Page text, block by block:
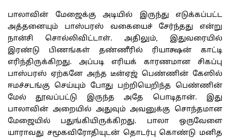
பாலாவின் மேஜைக்கு அடியில் இருந்து எடுக்கப்பட்ட
அத்தனையும் பாஸ்பரஸ் வகையைச் சேர்ந்தது என்று
நான்சி சொல்லிவிட்டாள். அதிலும், இதுவரையில்
இரண்டு பிணங்கள் தண்ணீரில் ரியாக்ஷன் காட்டி
எரிந்திருக்கிறது. அப்படி எரியக் காரணமான சிகப்பு
பாஸ்பரஸ் ஏற்கனே அந்த டீன்ஏஜ் பெண்ணின் கேஸில்
ஈமச்சடங்கு செய்யும் போது பற்றியெறிந்த பெண்ணின்
மேல் தூவப்பட்டு இருந்த அதே பொடிதான். இது
பாலாவின் அறையில் அதுவும் அவனுக்கு சொந்தமான
மேஜையில் பதுங்கியிருக்கிறது. பாலா ஒருவேளை
யாராவது சமூகவிரோதியுடன் தொடர்பு கொண்டு மனித